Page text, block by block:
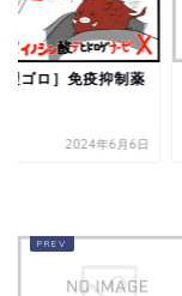
理ゴロ］免疫抑制薬
2024年6月6日